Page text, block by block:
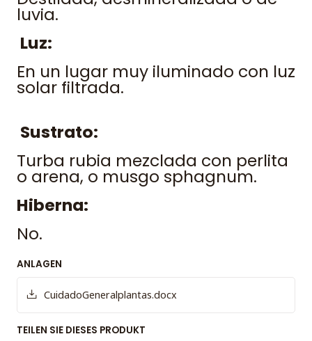
luvia.
Luz:
En un lugar muy iluminado con luz
solar filtrada.
Sustrato:
Turba rubia mezclada con perlita
o arena, o musgo sphagnum.
Hiberna:
No.
ANLAGEN
CuidadoGeneralplantas.docx
TEILEN SIE DIESES PRODUKT